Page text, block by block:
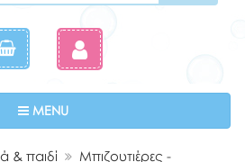
MENUToggle navigation
& παιδί
Μπιζουτιέρες -